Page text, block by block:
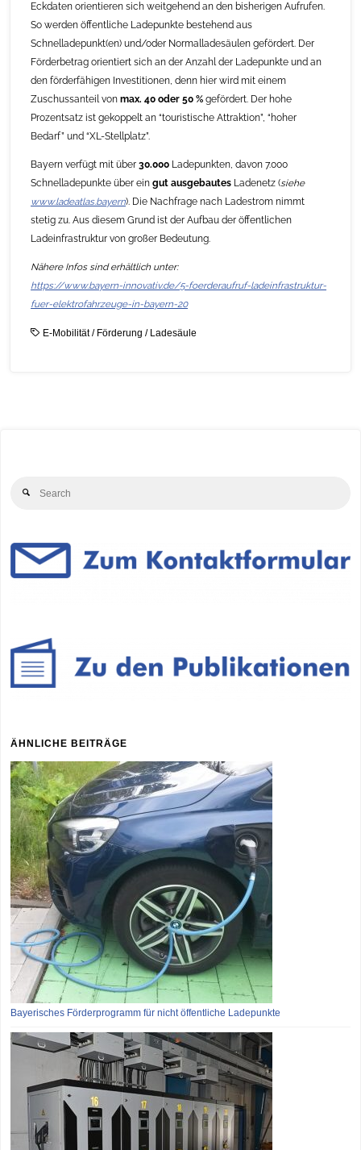
Eckdaten orientieren sich weitgehend an den bisherigen Aufrufen.
So werden öffentliche Ladepunkte bestehend aus
Schnelladepunkt(en) und/oder Normalladesäulen gefördert. Der
Förderbetrag orientiert sich an der Anzahl der Ladepunkte und an
den förderfähigen Investitionen, denn hier wird mit einem
Zuschussanteil vonmax. 40 oder 50 % gefördert. Der hohe
Prozentsatz ist gekoppelt an “touristische Attraktion”, “hoher
Bedarf” und “XL-Stellplatz”.
Bayern verfügt mit über30.000 Ladepunkten, davon 7.000
Schnelladepunkte über eingut ausgebautes Ladenetz (siehe
www.ladeatlas.bayern). Die Nachfrage nach Ladestrom nimmt
stetig zu. Aus diesem Grund ist der Aufbau der öffentlichen
Ladeinfrastruktur von großer Bedeutung.
Nähere Infos sind erhältlich unter:
https://www.bayern-innovativ.de/5-foerderaufruf-ladeinfrastruktur-
fuer-elektrofahrzeuge-in-bayern-20
E-Mobilität/ Förderung / Ladesäule
Search
ÄHNLICHE BEITRÄGE
Bayerisches Förderprogramm für nicht öffentliche Ladepunkte